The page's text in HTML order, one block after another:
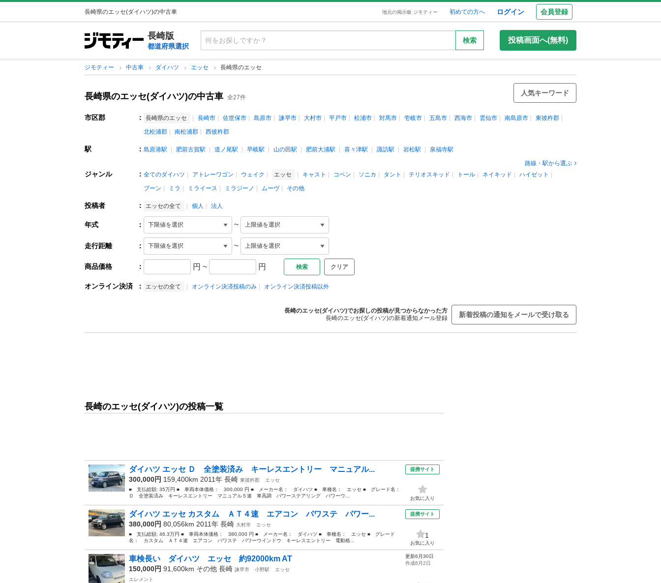
長崎県のエッセ(ダイハツ)の中古車 地元の掲示板 ジモティー 初めての方へ ログイン 会員登録
長崎版
都道府県選択
検索 投稿画面へ(無料)
ジモティー 中古車 ダイハツ エッセ 長崎県のエッセ
長崎県のエッセ(ダイハツ)の中古車 全27件
人気キーワード
市区郡 ： 長崎県のエッセ 長崎市 佐世保市 島原市 諫早市 大村市 平戸市 松浦市 対馬市 壱岐市 五島市 西海市 雲仙市 南島原市
東彼杵郡
北松浦郡
南松浦郡 西彼杵郡
駅 ： 島原港駅 肥前古賀駅 道ノ尾駅 早岐駅 山の田駅 肥前大浦駅 喜々津駅 諏訪駅 岩松駅
泉福寺駅
路線・駅から選ぶ
ジャンル ： 全てのダイハツ アトレーワゴン ウェイク エッセ キャスト コペン ソニカ タント テリオスキッド トール ネイキッド
ハイゼット
ブーン
ミラ ミライース ミラジーノ ムーヴ その他
投稿者 ： エッセの全て 個人 法人
年式 ： ~
走行距離 ： ~
商品価格 ： 円 ~ 円 クリア
オンライン決済 ： エッセの全て オンライン決済投稿のみ オンライン決済投稿以外
長崎のエッセ(ダイハツ)でお探しの投稿が見つからなかった方
長崎のエッセ(ダイハツ)の新着通知メール登録
新着投稿の通知をメールで受け取る
長崎のエッセ(ダイハツ)の投稿一覧
ダイハツ エッセ Ｄ 全塗装済み キーレスエントリー マニュアル...
300,000円 159,400km 2011年 長崎 東彼杵郡
エッセ
■ 支払総額: 35万円 ■ 車両本体価格： 300,000 円 ■ メーカー名： ダイハツ ■ 車種名： エッセ ■ グレード名：
Ｄ 全塗装済み キーレスエントリー マニュアル５速 車高調 パワーステアリング パワーウ...
提携サイト
お気に入り
ダイハツ エッセ カスタム ＡＴ４速 エアコン パワステ パワー...
380,000円 80,056km 2011年 長崎 大村市
エッセ
■ 支払総額: 46.3万円 ■ 車両本体価格： 380,000 円 ■ メーカー名： ダイハツ ■ 車種名： エッセ ■ グレード
名： カスタム ＡＴ４速 エアコン パワステ パワーウインドウ キーレスエントリー 電動格...
提携サイト
1
お気に入り
車検長い ダイハツ エッセ 約92000km AT
150,000円 91,600km その他 長崎 諫早市 小野駅
エッセ
エレメント
更新6月30日
作成6月2日